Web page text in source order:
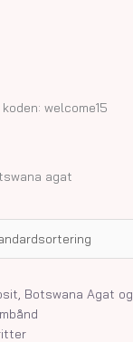
welcome15
agat